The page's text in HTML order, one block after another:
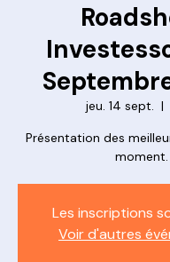
jeu. 14 sept.
  |
Présentation des
moment.
Les inscriptions
Voir d'autres